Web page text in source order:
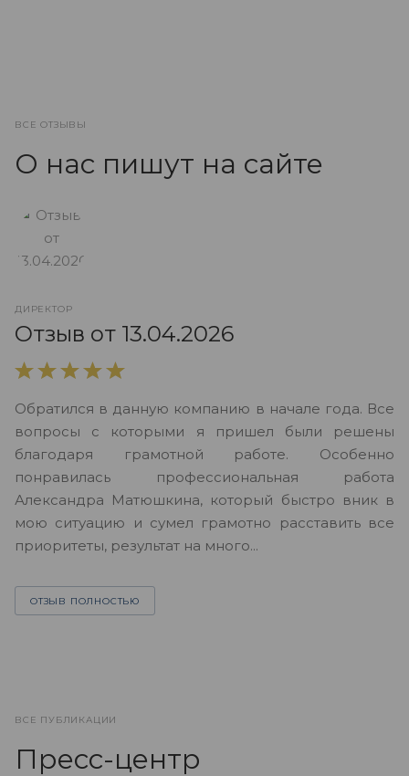
ВСЕ ОТЗЫВЫ
О нас пишут на сайте
ДИРЕКТОР
Отзыв от 13.04.2026
Обратился в данную компанию в начале года. Все
вопросы с которыми я пришел были решены
благодаря грамотной работе. Особенно
понравилась профессиональная работа
Александра Матюшкина, который быстро вник в
мою ситуацию и сумел грамотно расставить все
приоритеты, результат на много...
ОТЗЫВ ПОЛНОСТЬЮ
ВСЕ ПУБЛИКАЦИИ
Пресс-центр